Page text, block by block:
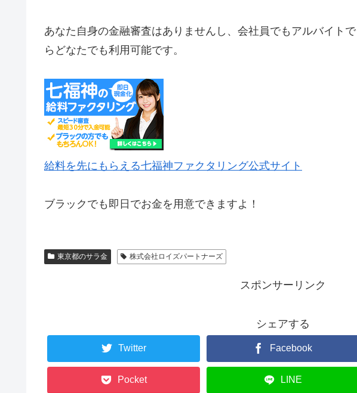
あなた自身の金融審査はありませんし、会社員でもアルバイト
らどなたでも利用可能です。
給料を先にもらえる七福神ファクタリング公式サイト
ブラックでも即日でお金を用意できますよ！
東京都のサラ金 株式会社ロイズパートナーズ
スポンサーリンク
シェアする
Twitter Facebook
Pocket LINE